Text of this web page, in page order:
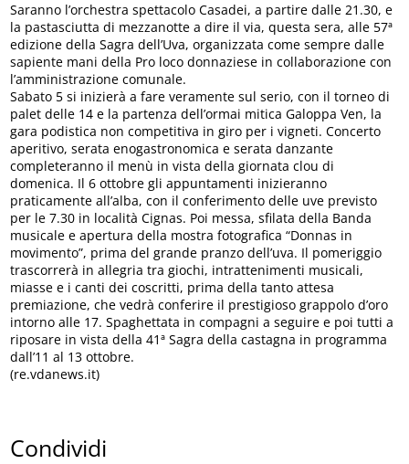
Saranno l’orchestra spettacolo Casadei, a partire dalle 21.30, e
la pastasciutta di mezzanotte a dire il via, questa sera, alle 57ª
edizione della Sagra dell’Uva, organizzata come sempre dalle
sapiente mani della Pro loco donnaziese in collaborazione con
l’amministrazione comunale.
Sabato 5 si inizierà a fare veramente sul serio, con il torneo di
palet delle 14 e la partenza dell’ormai mitica Galoppa Ven, la
gara podistica non competitiva in giro per i vigneti. Concerto
aperitivo, serata enogastronomica e serata danzante
completeranno il menù in vista della giornata clou di
domenica. Il 6 ottobre gli appuntamenti inizieranno
praticamente all’alba, con il conferimento delle uve previsto
per le 7.30 in località Cignas. Poi messa, sfilata della Banda
musicale e apertura della mostra fotografica “Donnas in
movimento”, prima del grande pranzo dell’uva. Il pomeriggio
trascorrerà in allegria tra giochi, intrattenimenti musicali,
miasse e i canti dei coscritti, prima della tanto attesa
premiazione, che vedrà conferire il prestigioso grappolo d’oro
intorno alle 17. Spaghettata in compagni a seguire e poi tutti a
riposare in vista della 41ª Sagra della castagna in programma
dall’11 al 13 ottobre.
(re.vdanews.it)
Condividi